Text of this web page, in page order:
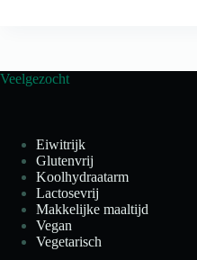
Veelgezocht
Eiwitrijk
Glutenvrij
Koolhydraatarm
Lactosevrij
Makkelijke maaltijd
Vegan
Vegetarisch